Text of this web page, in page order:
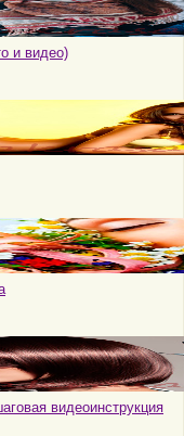
и видео)
видеоинструкция